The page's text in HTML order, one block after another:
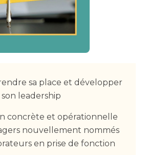
sa place et développer
son leadership
concrète et opérationnelle
nouvellement nommés
en prise de fonction